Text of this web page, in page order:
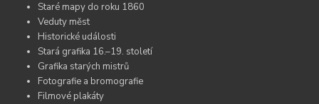
Staré mapy do roku 1860
Veduty měst
Historické události
Stará grafika 16.–19. století
Grafika starých mistrů
Fotografie a bromografie
Filmové plakáty